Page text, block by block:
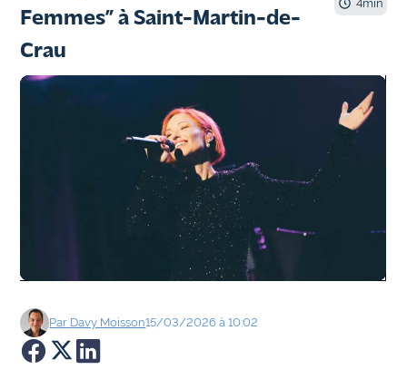
Marseille
- Aix
Société
Culture
Femmes” à Saint-Martin-de-
Crau
4min
Par Davy Moisson15/03/2026 à 10:02